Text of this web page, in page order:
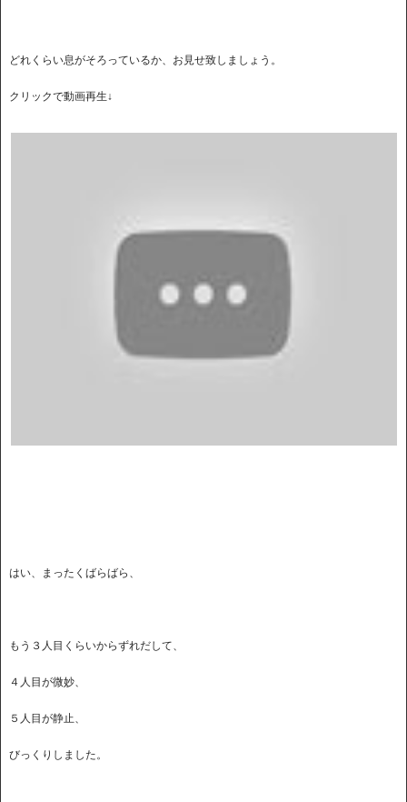
どれくらい息がそろっているか、お見せ致しましょう。
クリックで動画再生↓
はい、まったくばらばら、
もう３人目くらいからずれだして、
４人目が微妙、
５人目が静止、
びっくりしました。